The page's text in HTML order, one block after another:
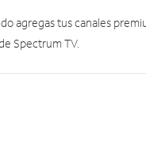
agregas tus canales
Spectrum TV.